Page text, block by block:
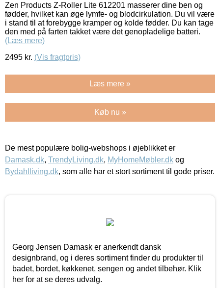
Zen Products Z-Roller Lite 612201 masserer dine ben og
fødder, hvilket kan øge lymfe- og blodcirkulation. Du vil være
i stand til at forebygge kramper og kolde fødder. Du kan tage
den med på farten takket være det genopladelige batteri.
(Læs mere)
2495 kr. (Vis fragtpris)
Læs mere »
Køb nu »
De mest populære bolig-webshops i øjeblikket er
Damask.dk, TrendyLiving.dk, MyHomeMøbler.dk og
Bydahlliving.dk, som alle har et stort sortiment til gode priser.
Georg Jensen Damask er anerkendt dansk
designbrand, og i deres sortiment finder du produkter til
badet, bordet, køkkenet, sengen og andet tilbehør. Klik
her for at se deres udvalg.